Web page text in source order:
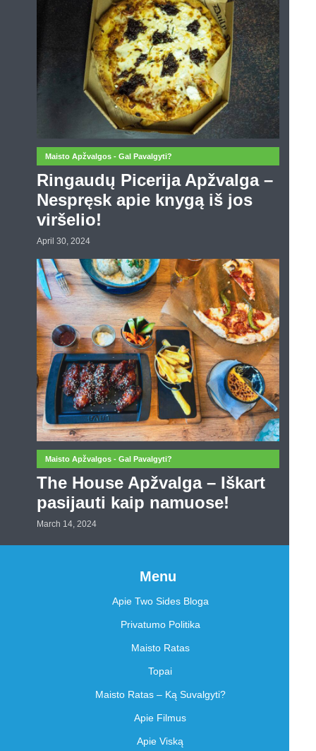
Maisto Apžvalgos - Gal Pavalgyti?
Ringaudų Picerija Apžvalga –
Nespręsk apie knygą iš jos
viršelio!
April 30, 2024
Maisto Apžvalgos - Gal Pavalgyti?
The House Apžvalga – Iškart
pasijauti kaip namuose!
March 14, 2024
Menu
Apie Two Sides Bloga
Privatumo Politika
Maisto Ratas
Topai
Maisto Ratas – Ką Suvalgyti?
Apie Filmus
Apie Viską